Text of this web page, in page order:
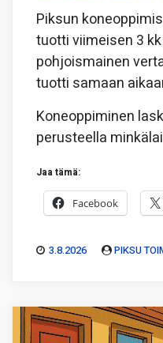
Piksun
tuotti viimeisen 3
pohjoismainen
tuotti samaan
Koneoppiminen
perusteella
Jaa tämä:
Facebook
3.8.2026 PIKSU